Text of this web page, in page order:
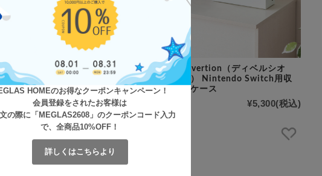
HOMEのお得なクーポンキャンペーン！
会員登録をされたお客様は
の際に「MEGLAS2608」のクーポンコード入力
で、全商品10%OFF！
詳しくはこちらより
ナ
込)
Regabo（レガボ） デザイナ
ーズゲームラック
¥16,200(税込)
Divertion（ディベルシオ
ン） Nintendo Switch用収
納ケース
¥5,300(税込)